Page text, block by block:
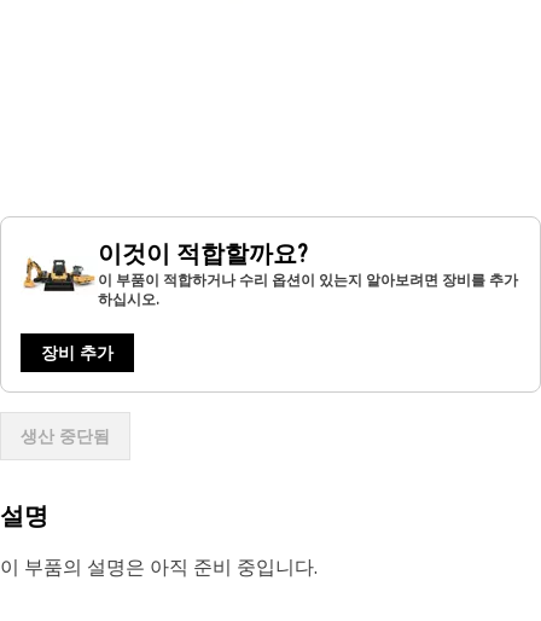
이것이 적합할까요?
이 부품이 적합하거나 수리 옵션이 있는지 알아보려면 장비를 추가
하십시오.
장비 추가
생산 중단됨
설명
이 부품의 설명은 아직 준비 중입니다.